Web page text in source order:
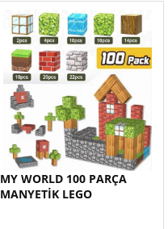
MY WORLD 100 PARÇA
MANYETİK LEGO